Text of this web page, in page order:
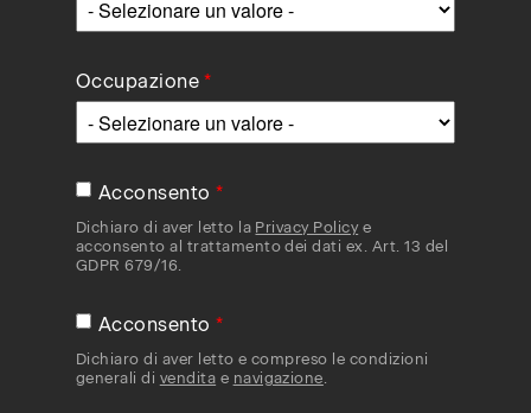
Occupazione
Acconsento
Dichiaro di aver letto la Privacy Policy e
acconsento al trattamento dei dati ex. Art. 13 del
GDPR 679/16.
Acconsento
Dichiaro di aver letto e compreso le condizioni
generali di vendita e navigazione